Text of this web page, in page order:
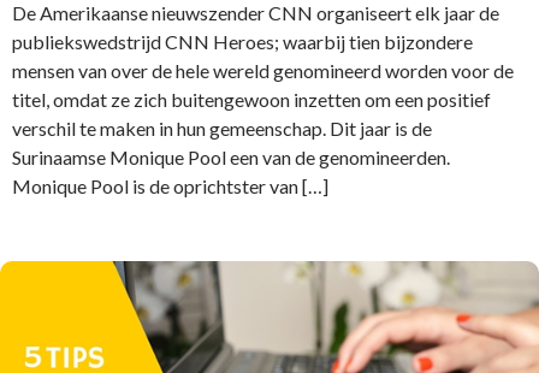
De Amerikaanse nieuwszender CNN organiseert elk jaar de
publiekswedstrijd CNN Heroes; waarbij tien bijzondere
mensen van over de hele wereld genomineerd worden voor de
titel, omdat ze zich buitengewoon inzetten om een positief
verschil te maken in hun gemeenschap. Dit jaar is de
Surinaamse Monique Pool een van de genomineerden.
Monique Pool is de oprichtster van […]